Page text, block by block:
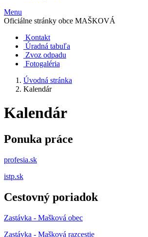
Menu
Oficiálne stránky obce MAŠKOVÁ
Kontakt
Úradná tabuľa
Zvoz odpadu
Fotogaléria
Úvodná stránka
Kalendár
Kalendár
Ponuka práce
profesia.sk
istp.sk
Cestovný poriadok
Zastávka - Mašková obec
Zastávka - Mašková razcestie